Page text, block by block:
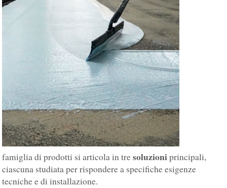
famiglia di prodotti si articola in tresoluzioniprincipali,
ciascuna studiata per rispondere a specifiche esigenze
tecniche e di installazione.